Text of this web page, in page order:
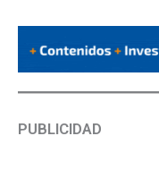
PUBLICIDAD